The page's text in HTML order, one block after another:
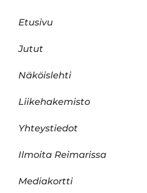
Etusivu
Jutut
Näköislehti
Liikehakemisto
Yhteystiedot
Ilmoita Reimarissa
Mediakortti